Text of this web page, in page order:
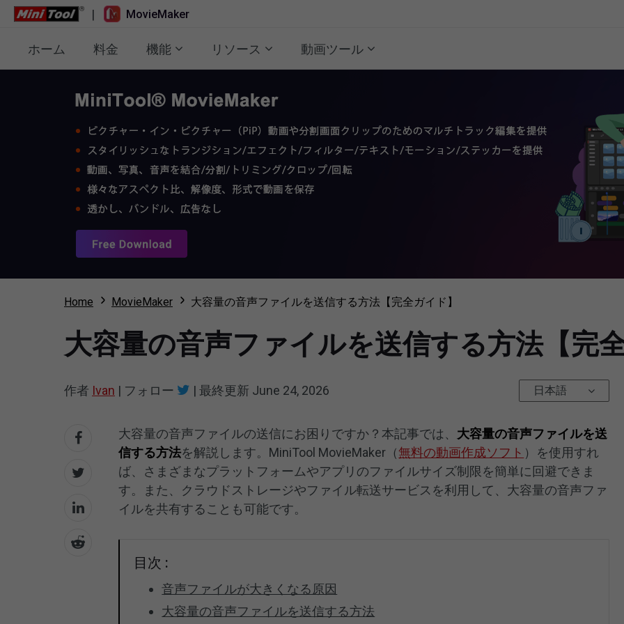
| MovieMaker
ホーム 料金 機能 リソース 動画ツール
Home MovieMaker 大容量の音声ファイルを送信する方法【完全ガイド】
大容量の音声ファイルを送信する方法【完全
作者 Ivan | フォロー | 最終更新 June 24, 2026 日本語
大容量の音声ファイルの送信にお困りですか？本記事では、 大容量の音声ファイルを送
信する方法を解説します。MiniTool MovieMaker（無料の動画作成ソフト ）を使用すれ
ば、さまざまなプラットフォームやアプリのファイルサイズ制限を簡単に回避できま
す。また、クラウドストレージやファイル転送サービスを利用して、大容量の音声ファ
イルを共有することも可能です。
目次 :
音声ファイルが大きくなる原因
大容量の音声ファイルを送信する方法